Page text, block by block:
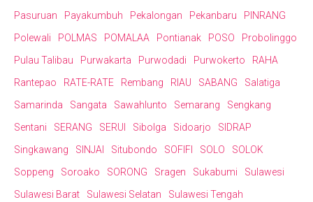
Pasuruan
Payakumbuh Pekalongan Pekanbaru
PINRANG
Polewali
POLMAS POMALAA Pontianak POSO
Probolinggo
Pulau Talibau
Purwakarta Purwodadi Purwokerto
RAHA
Rantepao
RATE-RATE Rembang RIAU SABANG
Salatiga
Samarinda
Sangata Sawahlunto Semarang
Sengkang
Sentani
SERANG SERUI Sibolga Sidoarjo
SIDRAP
Singkawang
SINJAI Situbondo SOFIFI SOLO
SOLOK
Soppeng
Soroako SORONG Sragen Sukabumi
Sulawesi
Sulawesi Barat
Sulawesi Selatan
Sulawesi Tengah